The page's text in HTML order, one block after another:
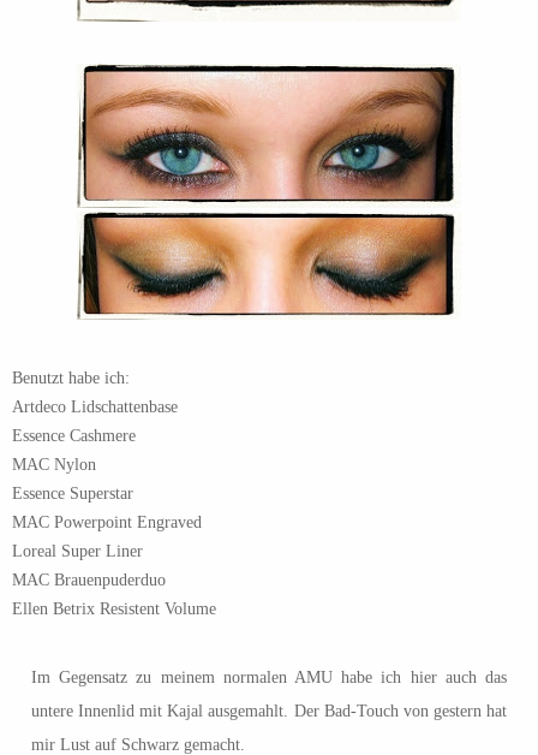
Benutzt habe ich:
Artdeco Lidschattenbase
Essence Cashmere
MAC Nylon
Essence Superstar
MAC Powerpoint Engraved
Loreal Super Liner
MAC Brauenpuderduo
Ellen Betrix Resistent Volume
Im Gegensatz zu meinem normalen AMU habe ich hier auch das
untere Innenlid mit Kajal ausgemahlt. Der Bad-Touch von gestern hat
mir Lust auf Schwarz gemacht.